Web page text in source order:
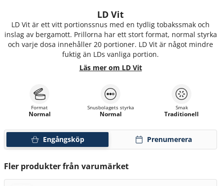
LD Vit
LD Vit är ett vitt portionssnus med en tydlig tobakssmak och
inslag av bergamott. Prillorna har ett stort format, normal styrka
och varje dosa innehåller 20 portioner. LD Vit är något mindre
fuktig än LDs vanliga portion.
Läs mer om LD Vit
Engångsköp Prenumerera
Format
Normal
Snusbolagets styrka
Normal
Smak
Traditionell
Fler produkter från varumärket